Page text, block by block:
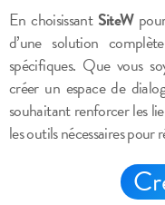
En choisissant SiteW
d’une solution
spécifiques. Que vous
créer un espace de
souhaitant renforcer les
les outils nécessaires pour